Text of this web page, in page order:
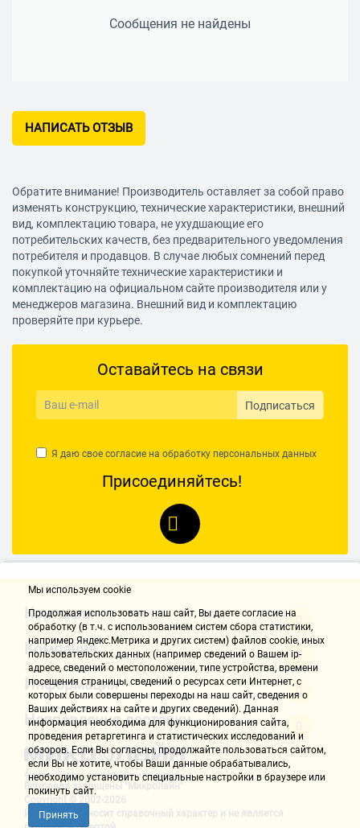
Наконечник головок 6-гранный
информация
Сообщения не найдены
НАПИСАТЬ ОТЗЫВ
Обратите внимание! Производитель оставляет за собой право
изменять конструкцию, технические характеристики, внешний
вид, комплектацию товара, не ухудшающие его
потребительских качеств, без предварительного уведомления
потребителя и продавцов. В случае любых сомнений перед
покупкой уточняйте технические характеристики и
комплектацию на официальном сайте производителя или у
менеджеров магазина. Внешний вид и комплектацию
проверяйте при курьере.
Оставайтесь на связи
Подписаться
Я даю свое согласие на обработку персональных данных
Присоединяйтесь!
Контакты
Компания
Информация
Направления доставки
Все права защищены "Микролайн"
Copyright © 2002-2026
Информация носит справочный характер и не является
Мы используем cookie
Продолжая использовать наш cайт, Вы даете согласие на
обработку (в т.ч. с использованием систем сбора статистики,
например Яндекс.Метрика и других систем) файлов cookie, иных
пользовательских данных (например сведений о Вашем ip-
адресе, сведений о местоположении, типе устройства, времени
посещения страницы, сведений о ресурсах сети Интернет, с
которых были совершены переходы на наш сайт, сведения о
Ваших действиях на сайте и других сведений). Данная
информация необходима для функционирования сайта,
проведения ретаргетинга и статистических исследований и
обзоров. Если Вы согласны, продолжайте пользоваться сайтом,
если Вы не хотите, чтобы Ваши данные обрабатывались,
необходимо установить специальные настройки в браузере или
покинуть сайт.
Принять